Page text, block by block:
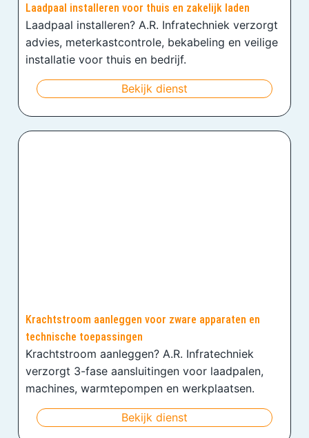
Laadpaal installeren voor thuis en zakelijk laden
Laadpaal installeren? A.R. Infratechniek verzorgt
advies, meterkastcontrole, bekabeling en veilige
installatie voor thuis en bedrijf.
Bekijk dienst
Krachtstroom aanleggen voor zware apparaten en
technische toepassingen
Krachtstroom aanleggen? A.R. Infratechniek
verzorgt 3-fase aansluitingen voor laadpalen,
machines, warmtepompen en werkplaatsen.
Bekijk dienst